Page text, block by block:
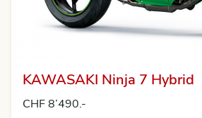
KAWASAKI Ninja 7 Hybrid
CHF 8’490.-